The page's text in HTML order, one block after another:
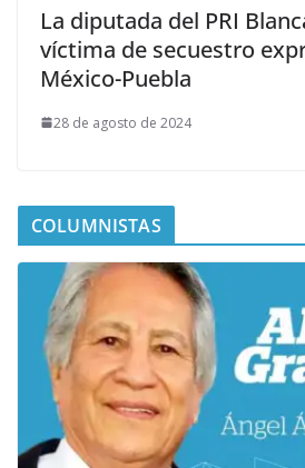
La diputada del PRI
víctima de secuestro
México-Puebla
28 de agosto de 2024
COLUMNISTAS